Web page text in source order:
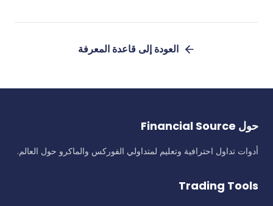
العودة إلى قاعدة المعرفة
حول Financial Source
أدوات تداول احترافية وتعليم لمتداولي الفوركس والماكرو حول العالم.
Trading Tools